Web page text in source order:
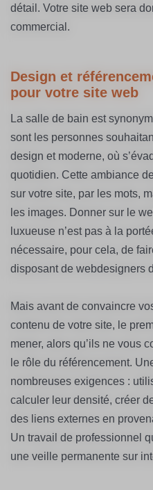
détail. Votre site web sera
commercial.
Design et
pour votre site web
La salle de bain est
sont les personnes
design et moderne, où
quotidien. Cette ambiance
sur votre site, par les mots,
les images. Donner sur le
luxueuse n’est pas à la
nécessaire, pour cela, de
disposant de webdesigners
Mais avant de convaincre
contenu de votre site, le
mener, alors qu’ils ne vous
le rôle du référencement.
nombreuses exigences :
calculer leur densité, créer
des liens externes en
Un travail de professionnel
une veille permanente sur